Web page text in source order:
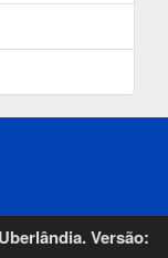
Versão: